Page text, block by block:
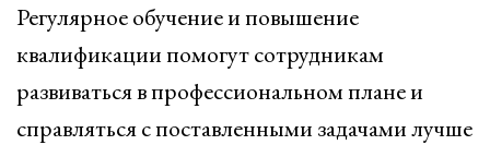
Регулярное обучение и повышение
квалификации помогут сотрудникам
развиваться в профессиональном плане и
справляться с поставленными задачами лучше